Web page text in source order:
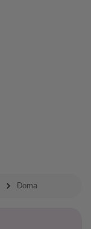
Doma